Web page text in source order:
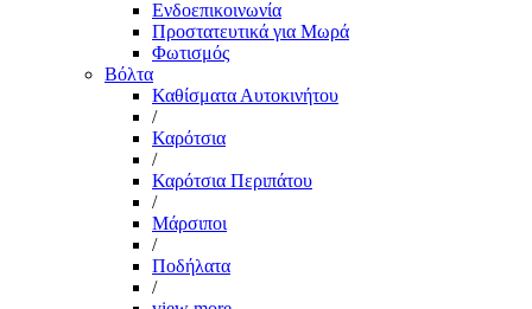
Ενδοεπικοινωνία
Προστατευτικά για Μωρά
Φωτισμός
Βόλτα
Καθίσματα Αυτοκινήτου
/
Καρότσια
/
Καρότσια Περιπάτου
/
Μάρσιποι
/
Ποδήλατα
/